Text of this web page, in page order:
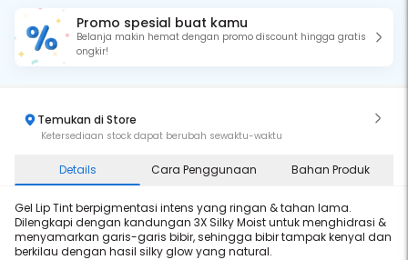
Promo spesial buat kamu
Belanja makin hemat dengan promo discount hingga gratis
ongkir!
Temukan di Store
Ketersediaan stock dapat berubah sewaktu-waktu
Details Cara Penggunaan Bahan Produk
Gel Lip Tint berpigmentasi intens yang ringan & tahan lama.
Dilengkapi dengan kandungan 3X Silky Moist untuk menghidrasi &
menyamarkan garis-garis bibir, sehingga bibir tampak kenyal dan
berkilau dengan hasil silky glow yang natural.